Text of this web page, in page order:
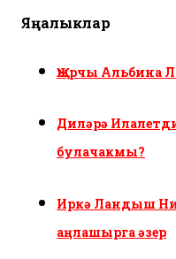
Яңалыклар
Җырчы Альбина
Диләрә
булачакмы?
Иркә Ландыш
аңлашырга әзер